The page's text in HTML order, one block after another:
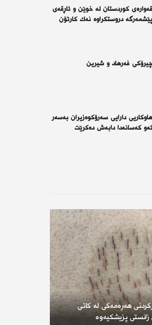
قەوارەی كوردستان لە خوێن و ئاڕقەی
پێشمەرگە دروستكراوە نەك كارتۆن
چیرۆكی فەرهاد و شیرین
هاوکاریی دارایی سەرۆکوەزیران بەسەر
ئەو كەسانەدا دابەش دەکرێت
هەڕەمەکی لە کاتی
زانستی پزیشکیەوە